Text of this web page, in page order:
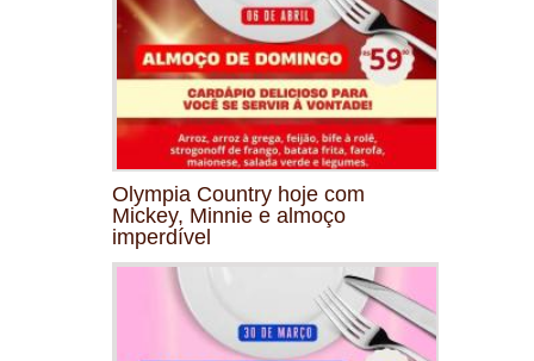
Olympia Country hoje com
Mickey, Minnie e almoço
imperdível